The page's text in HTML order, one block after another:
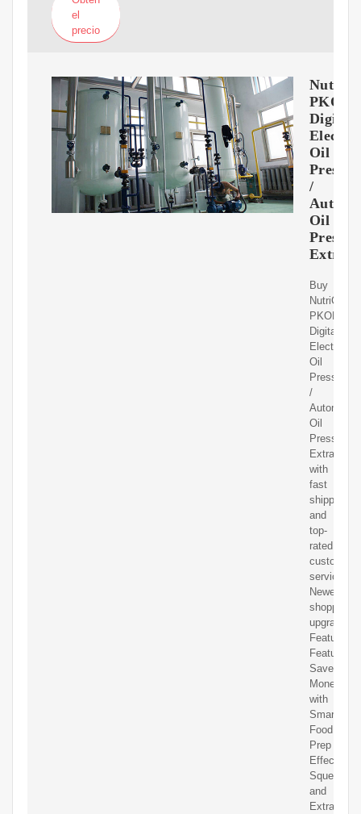
el
precio
Digital
Oil
Press
/
Oil
Buy
NutriChef
PKOPR15
Digital
Electronic
Oil
Press
/
Automatic
Oil
Pressing
Extractor
with
fast
shipping
and
top-
rated
customer
service.
Newegg
shopping
upgraded
Feature
Features
Save
Money
with
Smart
Food
Prep
Effectively
Squeezes
and
Extracts